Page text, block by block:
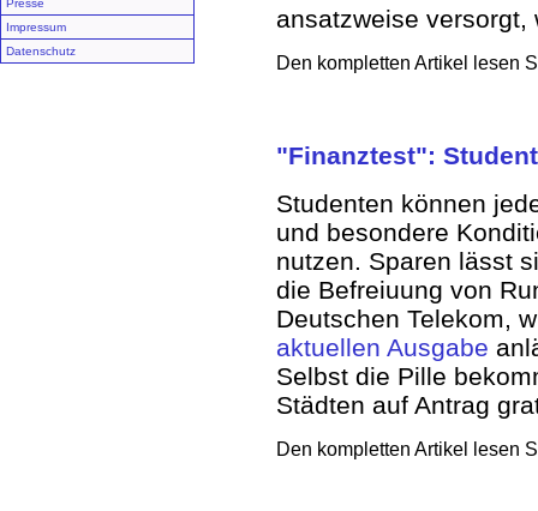
Presse
Impressum
Datenschutz
ansatzweise
Den kompletten Artikel lesen
"Finanztest":
Studenten können
und besondere
nutzen. Sparen lässt
die Befreiuung von
Deutschen Telekom,
aktuellen Ausgabe
Selbst die Pille
Städten auf Antrag
Den kompletten Artikel lesen